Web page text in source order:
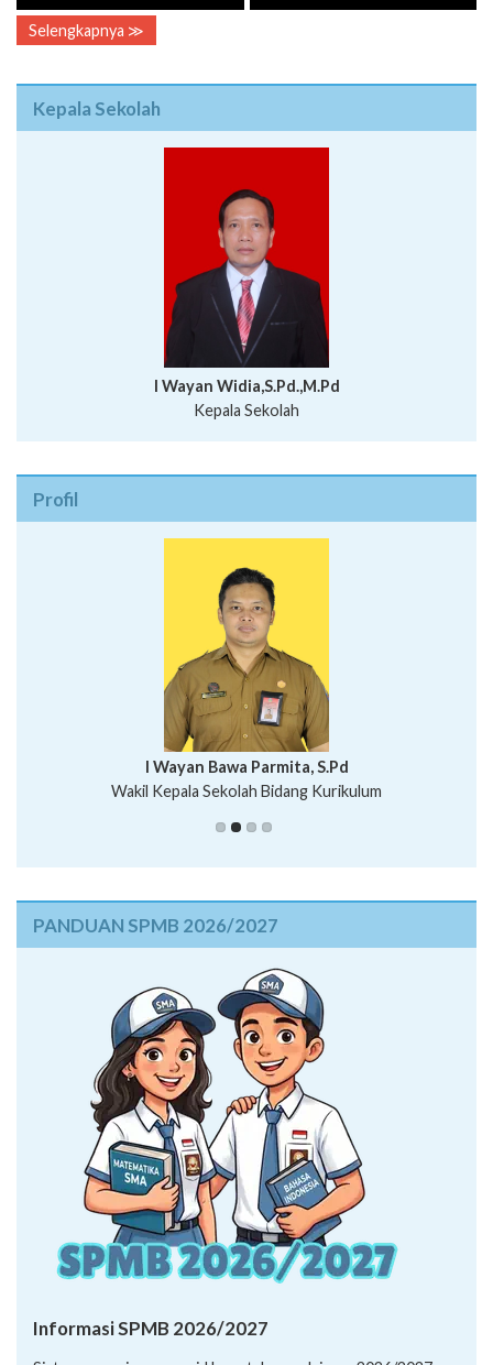
Selengkapnya ≫
Kepala Sekolah
I Wayan Widia,S.Pd.,M.Pd
Kepala Sekolah
Profil
Putu Suhartana, S.Pd.
I Wayan Bawa Parmita, S.Pd
Wakil Kepala Sekolah Bidang Kurikulum
I Wayan Gede Aditya Pratita, S.Pd., M.Sn
Ni Wayan Nopi Sutantri, S.Pd.
PANDUAN SPMB 2026/2027
Informasi SPMB 2026/2027